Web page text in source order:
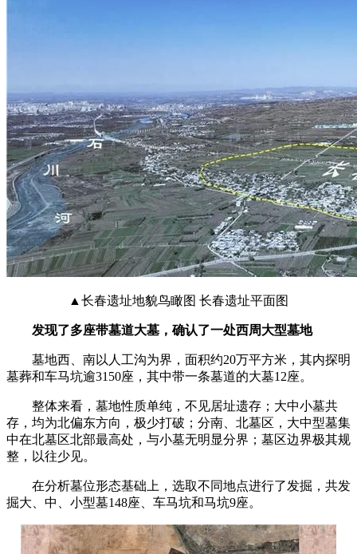
▲长春遗址地貌鸟瞰图 长春遗址平面图
发现了多座带墓道大墓，确认了一处西周大型墓地
墓地西、南以人工沟为界，面积约20万平方米，其内探明
墓葬和车马坑逾3150座，其中带一条墓道的大墓12座。
整体来看，墓地性质单纯，不见居址遗存；大中小墓共
存，均为北偏东方向，极少打破；分南、北墓区，大中型墓集
中在北墓区北部最高处，与小墓无明显分界；墓区边界极其规
整，以往少见。
在分析墓位形态基础上，选取不同地点进行了发掘，共发
掘大、中、小型墓148座、车马坑和马坑9座。